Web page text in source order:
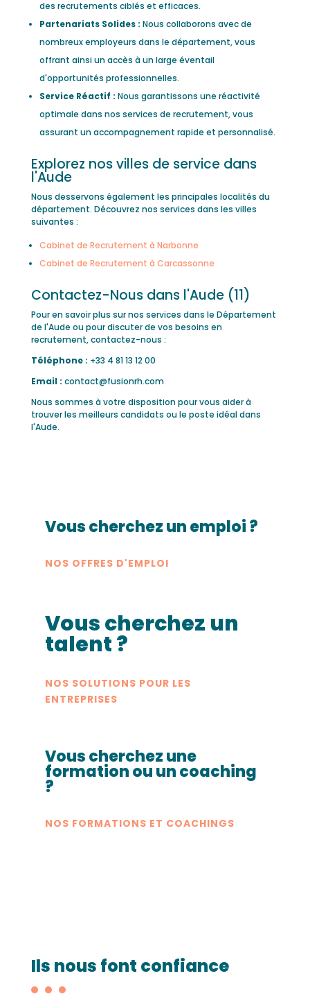
des recrutements ciblés et efficaces.
Partenariats Solides : Nous collaborons avec de
nombreux employeurs dans le département, vous
offrant ainsi un accès à un large éventail
d'opportunités professionnelles.
Service Réactif : Nous garantissons une réactivité
optimale dans nos services de recrutement, vous
assurant un accompagnement rapide et personnalisé.
Explorez nos villes de service dans
l'Aude
Nous desservons également les principales localités du
département. Découvrez nos services dans les villes
suivantes :
Cabinet de Recrutement à Narbonne
Cabinet de Recrutement à Carcassonne
Contactez-Nous dans l'Aude (11)
Pour en savoir plus sur nos services dans le Département
de l'Aude ou pour discuter de vos besoins en
recrutement, contactez-nous :
Téléphone : +33 4 81 13 12 00
Email : contact@fusionrh.com
Nous sommes à votre disposition pour vous aider à
trouver les meilleurs candidats ou le poste idéal dans
l'Aude.
Vous cherchez un emploi ?
NOS OFFRES D'EMPLOI
Vous cherchez un
talent ?
NOS SOLUTIONS POUR LES
ENTREPRISES
Vous cherchez une
formation ou un coaching
?
NOS FORMATIONS ET COACHINGS
Ils nous font confiance